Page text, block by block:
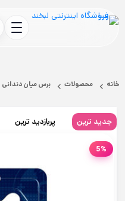
خانه محصولات برس میان دندانی
جدید ترین پربازدید ترین
5%